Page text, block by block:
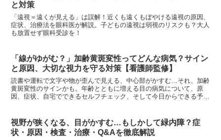
と対策
「遠視＝遠くが見える」は誤解！近くも遠くもぼやける遠視の原因、
症状、治療法を眼科医が解説。子どもの遠視は弱視のリスクも？大人
も放置せず眼科受診を！
「線がゆがむ？」加齢黄斑変性ってどんな病気？サイン
と原因、大切な視力を守る対策【看護師監修】
読書や運転で文字や物が歪んで見える、中心部がかすむ…それ、加齢
黄斑変性のサインかも。年齢とともに増える目の病気について、原
因、症状、自宅でできるセルフチェック、そして今日からできる予
視野が狭くなる、目がかすむ…もしかして緑内障？症
状・原因・検査・治療・Q&Aを徹底解説